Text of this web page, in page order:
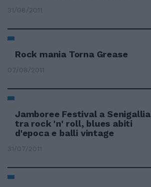
31/08/2011
Rock mania Torna Grease
07/08/2011
Jamboree Festival a Senigallia
tra rock 'n' roll, blues abiti
d'epoca e balli vintage
31/07/2011